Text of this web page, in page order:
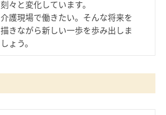
刻々と変化しています。
介護現場で働きたい。そんな将来を
描きながら新しい一歩を歩み出しま
しょう。